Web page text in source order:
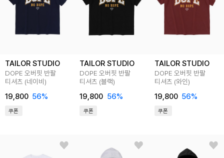
TAILOR STUDIO
DOPE 오버핏 반팔
티셔츠 (네이비)
19,800 56%
쿠폰
TAILOR STUDIO
DOPE 오버핏 반팔
티셔츠 (블랙)
19,800 56%
쿠폰
TAILOR STUDIO
DOPE 오버핏 반팔
티셔츠 (와인)
19,800 56%
쿠폰